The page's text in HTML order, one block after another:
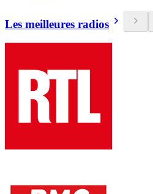
Les meilleures radios